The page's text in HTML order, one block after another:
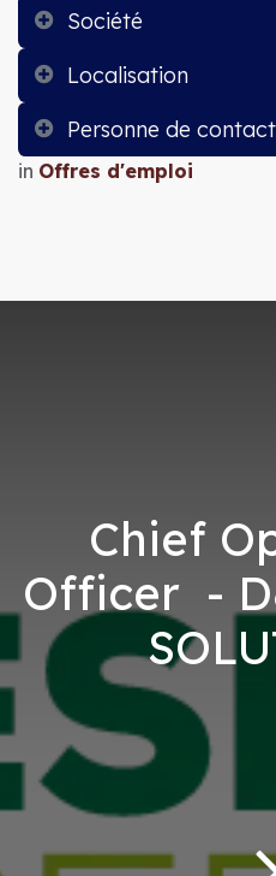
Société
Localisation
Personne de contact
in Offres d'emploi
Chief
Officer -